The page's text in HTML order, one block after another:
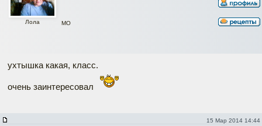
Лола МО
ухтышка какая, класс.
очень заинтересовал
15 Мар 2014 14:44